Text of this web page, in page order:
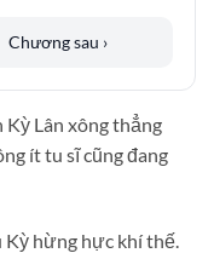
Chương sau ›
Lân xông thẳng
ít tu sĩ cũng đang
Kỳ hừng hực khí thế.